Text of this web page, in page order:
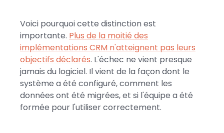
Voici pourquoi cette distinction est
importante. Plus de la moitié des
implémentations CRM n'atteignent pas leurs
objectifs déclarés. L'échec ne vient presque
jamais du logiciel. Il vient de la façon dont le
système a été configuré, comment les
données ont été migrées, et si l'équipe a été
formée pour l'utiliser correctement.